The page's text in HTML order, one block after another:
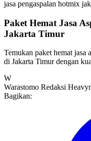
jasa pengaspalan hotmix
Paket Hemat Jasa
Jakarta Timur
Temukan paket hemat
di Jakarta Timur dengan
W
Warastomo Redaksi
Bagikan: